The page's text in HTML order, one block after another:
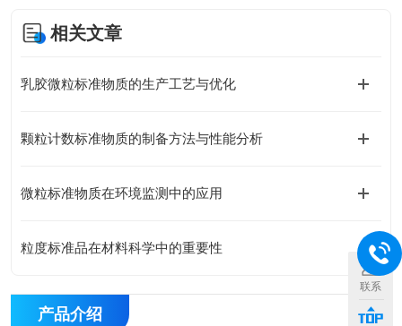
相关文章
乳胶微粒标准物质的生产工艺与优化
颗粒计数标准物质的制备方法与性能分析
微粒标准物质在环境监测中的应用
粒度标准品在材料科学中的重要性
产品介绍
联系